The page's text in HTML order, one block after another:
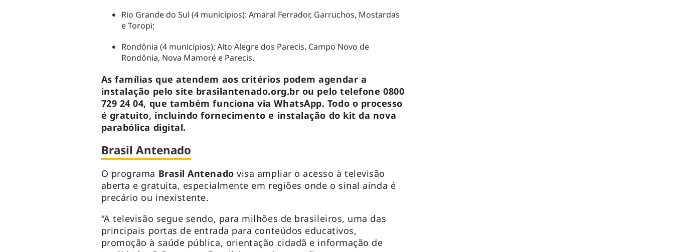
Rio Grande do Sul (4 municípios): Amaral Ferrador, Garruchos, Mostardas
e Toropi;
Rondônia (4 municípios): Alto Alegre dos Parecis, Campo Novo de
Rondônia, Nova Mamoré e Parecis.
As famílias que atendem aos critérios podem agendar a
instalação pelo site brasilantenado.org.br ou pelo telefone 0800
729 24 04, que também funciona via WhatsApp. Todo o processo
é gratuito, incluindo fornecimento e instalação do kit da nova
parabólica digital.
Brasil Antenado
O programa Brasil Antenado visa ampliar o acesso à televisão
aberta e gratuita, especialmente em regiões onde o sinal ainda é
precário ou inexistente.
“A televisão segue sendo, para milhões de brasileiros, uma das
principais portas de entrada para conteúdos educativos,
promoção à saúde pública, orientação cidadã e informação de